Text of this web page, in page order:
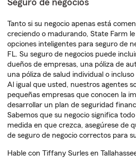
Seguro de negocios
Tanto si su negocio apenas está
creciendo o madurando, State Farm
opciones inteligentes para seguro de
FL. Su seguro de negocios puede
dueños de empresas, una póliza de
una póliza de salud individual o
Al igual que usted, nuestros agentes
pequeñas empresas que conocen la
desarrollar un plan de seguridad
Sabemos que su negocio significa
medida en que crezca, asegúrese de
de seguro de negocio correctos para
Hable con Tiffany Surles en